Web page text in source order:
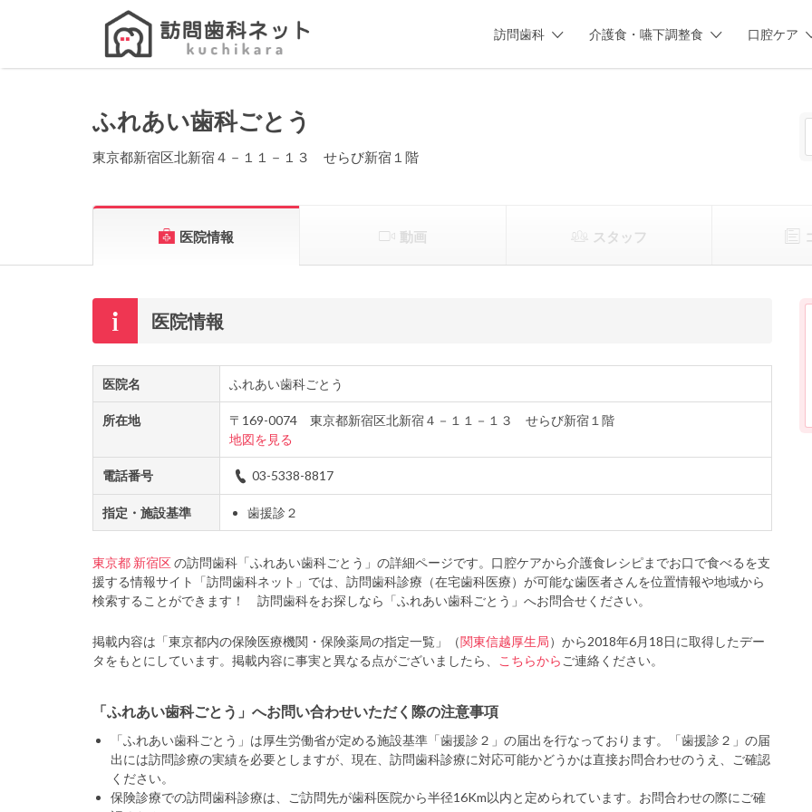
訪問歯科 介護食・嚥下調整食 口腔ケア
Search
ふれあい歯科ごとう
東京都新宿区北新宿４－１１－１３ せらび新宿１階
医院情報 動画 スタッフ
医院情報
医院名 ふれあい歯科ごとう
所在地
〒169-0074 東京都新宿区北新宿４－１１－１３ せらび新宿１階
地図を見る
電話番号 03-5338-8817
指定・施設基準 歯援診２
東京都 新宿区の訪問歯科「ふれあい歯科ごとう」の詳細ページです。口腔ケアから介護食レシピまでお口で食べるを支
援する情報サイト「訪問歯科ネット」では、訪問歯科診療（在宅歯科医療）が可能な歯医者さんを位置情報や地域から
検索することができます！ 訪問歯科をお探しなら「ふれあい歯科ごとう」へお問合せください。
掲載内容は「東京都内の保険医療機関・保険薬局の指定一覧」（関東信越厚生局）から2018年6月18日に取得したデー
タをもとにしています。掲載内容に事実と異なる点がございましたら、
こちらから ご連絡ください。
「ふれあい歯科ごとう」へお問い合わせいただく際の注意事項
「ふれあい歯科ごとう」は厚生労働省が定める施設基準「歯援診２」の届出を行なっております。「歯援診２」の届
出には訪問診療の実績を必要としますが、現在、訪問歯科診療に対応可能かどうかは直接お問合わせのうえ、ご確認
ください。
保険診療での訪問歯科診療は、ご訪問先が歯科医院から半径16Km以内と定められています。お問合わせの際にご確